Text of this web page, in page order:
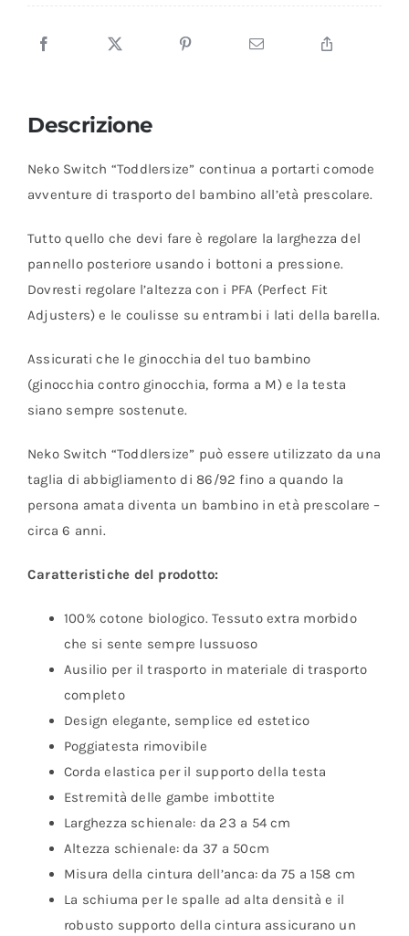
Descrizione
Neko Switch “Toddlersize” continua a portarti comode
avventure di trasporto del bambino all’età prescolare.
Tutto quello che devi fare è regolare la larghezza del
pannello posteriore usando i bottoni a pressione.
Dovresti regolare l’altezza con i PFA (Perfect Fit
Adjusters) e le coulisse su entrambi i lati della barella.
Assicurati che le ginocchia del tuo bambino
(ginocchia contro ginocchia, forma a M) e la testa
siano sempre sostenute.
Neko Switch “Toddlersize” può essere utilizzato da una
taglia di abbigliamento di 86/92 fino a quando la
persona amata diventa un bambino in età prescolare –
circa 6 anni.
Caratteristiche del prodotto:
100% cotone biologico. Tessuto extra morbido
che si sente sempre lussuoso
Ausilio per il trasporto in materiale di trasporto
completo
Design elegante, semplice ed estetico
Poggiatesta rimovibile
Corda elastica per il supporto della testa
Estremità delle gambe imbottite
Larghezza schienale: da 23 a 54 cm
Altezza schienale: da 37 a 50cm
Misura della cintura dell’anca: da 75 a 158 cm
La schiuma per le spalle ad alta densità e il
robusto supporto della cintura assicurano un